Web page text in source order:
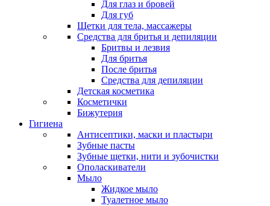
Для глаз и бровей
Для губ
Щетки для тела, массажеры
Средства для бритья и депиляции
Бритвы и лезвия
Для бритья
После бритья
Средства для депиляции
Детская косметика
Косметички
Бижутерия
Гигиена
Антисептики, маски и пластыри
Зубные пасты
Зубные щетки, нити и зубочистки
Ополаскиватели
Мыло
Жидкое мыло
Туалетное мыло